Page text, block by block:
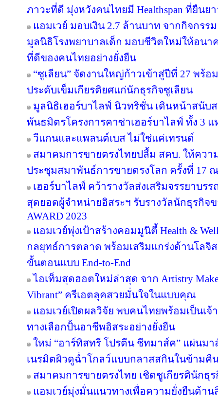
ภาวะที่ดี มุ่งหวังคนไทยมี Healthspan ที่ยืนย
แอมเวย์ มอบเงิน 2.7 ล้านบาท จากกิจกรร
มูลนิธิโรงพยาบาลเด็ก มอบชีวิตใหม่ให้อน
ที่ดีของคนไทยอย่างยั่งยืน
“ซูเลียน” จัดงานใหญ่ก้าวเข้าสู่ปีที่ 27 พร้
ประดับเข็มเกียรติยศแก่นักธุรกิจซูเลียน
มูลนิธิเฮอร์บาไลฟ์ นิวทริชั่น เดินหน้าสนับ
พันธมิตรโครงการคาซ่าเฮอร์บาไลฟ์ ทั้ง 3 แ
วีแกนและแพลนต์เบส ไม่ใช่แค่เทรนด์
สมาคมการขายตรงไทยปลื้ม สคบ. ให้คว
ประชุมสมาพันธ์การขายตรงโลก ครั้งที่ 17
เฮอร์บาไลฟ์ คว้ารางวัลส่งเสริมจรรยาบร
สุดยอดผู้จำหน่ายอิสระฯ รับรางวัลนักธุรกิจข
AWARD 2023
แอมเวย์พุ่งเป้าสร้างคอมมูนิตี้ Health &
กลยุทธ์การตลาด พร้อมเสริมแกร่งด้านโลจิ
ขั้นตอนแบบ End-to-End
ไอเท็มสุดฮอตใหม่ล่าสุด จาก Artistry
Vibrant” ครีเอตลุคสวยมั่นใจในแบบคุณ
แอมเวย์เปิดผลวิจัย พบคนไทยพร้อมเป็นเ
ทางเลือกปั้นอาชีพอิสระอย่างยั่งยืน
ใหม่ “อาร์ทิสทรี โปรตีน ชีทมาส์ค” แผ่นม
เนรมิตผิวดูฉ่ำโกลว์แบบกลาสสกินในข้ามคื
สมาคมการขายตรงไทย เชิดชูเกียรตินักธุ
แอมเวย์มุ่งมั่นแนวทางเพื่อความยั่งยืนด้า